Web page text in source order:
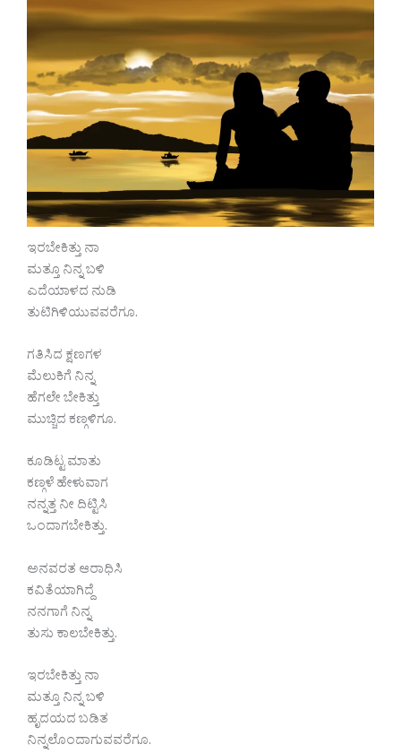
ಇರಬೇಕಿತ್ತು ನಾ
ಮತ್ತೂ ನಿನ್ನ ಬಳಿ
ಎದೆಯಾಳದ ನುಡಿ
ತುಟಿಗಿಳಿಯುವವರೆಗೂ.
ಗತಿಸಿದ ಕ್ಷಣಗಳ
ಮೆಲುಕಿಗೆ ನಿನ್ನ
ಹೆಗಲೇ ಬೇಕಿತ್ತು
ಮುಚ್ಚಿದ ಕಣ್ಗಳಿಗೂ.
ಕೂಡಿಟ್ಟ ಮಾತು
ಕಣ್ಗಳೆ ಹೇಳುವಾಗ
ನನ್ನತ್ತ ನೀ ದಿಟ್ಟಿಸಿ
ಒಂದಾಗಬೇಕಿತ್ತು.
ಅನವರತ ಆರಾಧಿಸಿ
ಕವಿತೆಯಾಗಿದ್ದೆ
ನನಗಾಗೆ ನಿನ್ನ
ತುಸು ಕಾಲಬೇಕಿತ್ತು.
ಇರಬೇಕಿತ್ತು ನಾ
ಮತ್ತೂ ನಿನ್ನ ಬಳಿ
ಹೃದಯದ ಬಡಿತ
ನಿನ್ನಲೊಂದಾಗುವವರೆಗೂ.